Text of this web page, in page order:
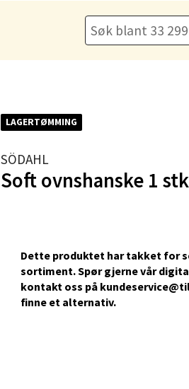
LAGERTØMMING
SÖDAHL
Soft ovnshanske 1
Dette produktet har takket for
sortiment. Spør gjerne vår
kontakt oss på
ﬁnne et alternativ.
Velg
Velg
Velg